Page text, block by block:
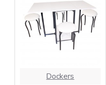
Dockers